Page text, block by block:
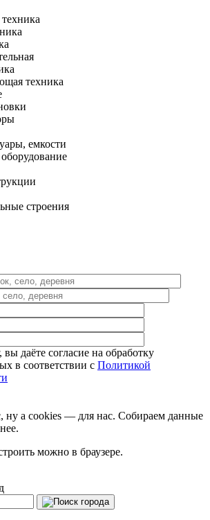
техника
емкости
строения
даёте согласие на обработку
в соответствии c Политикой
ну а cookies — для нас. Собираем данные
можно в браузере.